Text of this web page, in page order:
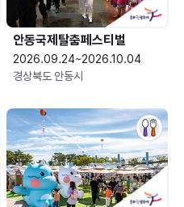
안동국제탈춤페스티벌
2026.09.24~2026.10.04
경상북도 안동시